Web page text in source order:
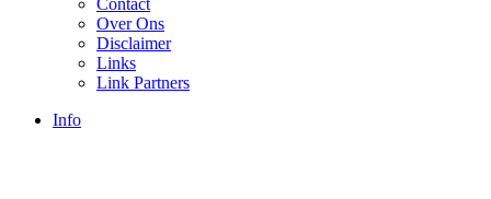
Contact
Over Ons
Disclaimer
Links
Link Partners
Info